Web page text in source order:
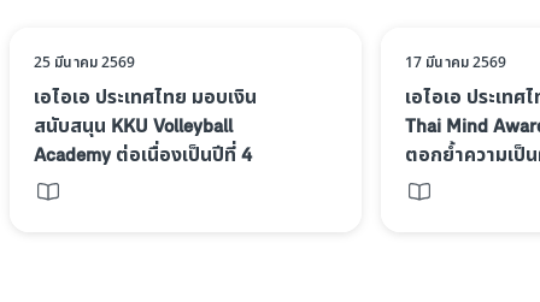
25 มีนาคม 2569
เอไอเอ ประเทศไทย มอบเงิน
สนับสนุน KKU Volleyball
Academy ต่อเนื่องเป็นปีที่ 4
ตอกย้ำพันธกิจพัฒนาศักยภาพ
17 มีนาคม 2569
เอไอเอ ประเทศ
Thai Mind
ตอกย้ำความเป็
องค์กรระดับปร